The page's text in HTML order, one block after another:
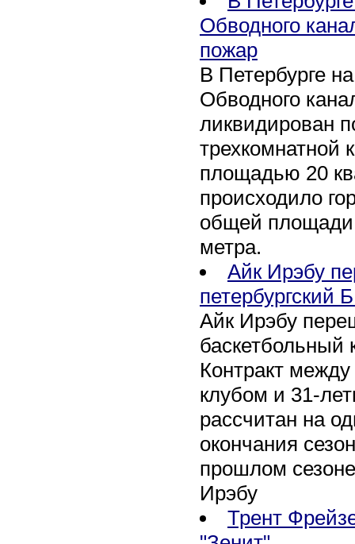
Обводного
пожар
В Петербурге
Обводного
ликвидирован
трехкомнатной
площадью 20
происходило
общей площади
метра.
Айк Ирэбу
петербургский
Айк Ирэбу
баскетбольный
Контракт между
клубом и 31-
рассчитан на
окончания
прошлом
Ирэбу
Трент